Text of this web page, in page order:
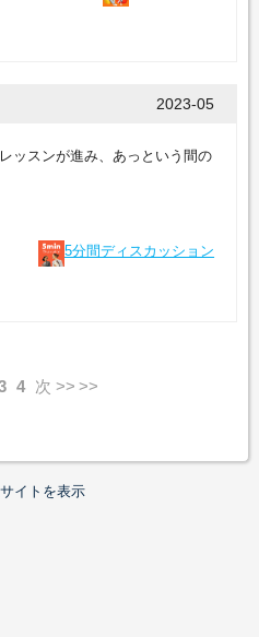
2023-05
ッスンが進み、あっという間の
5分間ディスカッション
4 次 >>
イトを表示